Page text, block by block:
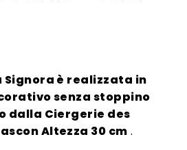
Signora è realizzata in
senza stoppino
dalla Ciergerie des
Altezza 30 cm .